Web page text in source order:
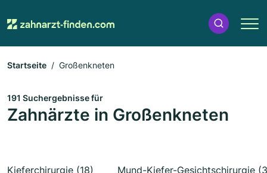
Startseite Großenkneten
191 Suchergebnisse für
Zahnärzte in Großenkneten
Kieferchirurgie (18) Mund-Kiefer-Gesichtschirurgie